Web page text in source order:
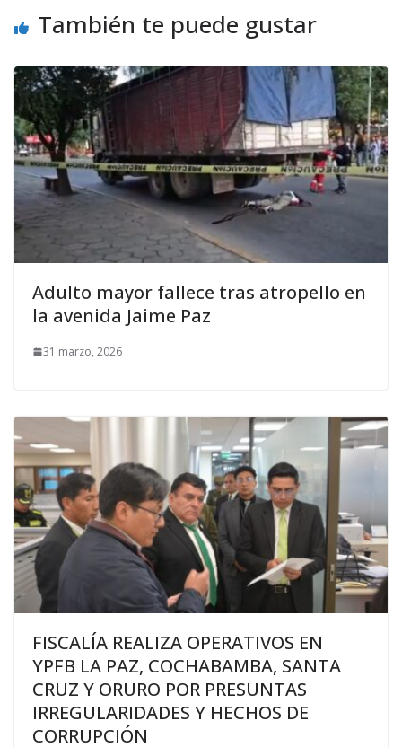
También te puede gustar
Adulto mayor fallece tras atropello en
la avenida Jaime Paz
31 marzo, 2026
FISCALÍA REALIZA OPERATIVOS EN
YPFB LA PAZ, COCHABAMBA, SANTA
CRUZ Y ORURO POR PRESUNTAS
IRREGULARIDADES Y HECHOS DE
CORRUPCIÓN